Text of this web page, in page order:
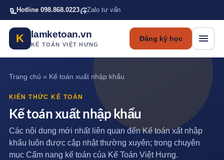
Bỏ qua tới nội dung chính
Hotline 098.868.0223 Zalo tư vấn
K lamketoan.vn
KẾ TOÁN VIỆT HƯNG
Đăng ký học
Trang chủ » Kế toán xuất nhập khẩu
KIẾN THỨC KẾ TOÁN
Kế toán xuất nhập khẩu
Các nội dung mới nhất liên quan đến Kế toán xất nhập
khẩu luôn được cập nhật thường xuyên; trong chuyên
mục Cẩm nang kế toán của Kế Toán Việt Hưng.